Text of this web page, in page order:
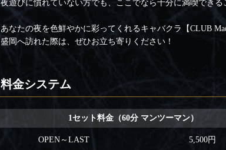
夜遊びに慣れていない方でも、ここでなら十分に満喫できる
あなたの夜を色鮮やかに彩ってくれるキャバクラ【CLUB
盛岡へ訪れた際は、ぜひお立ち寄りください！
料金システム
1セット料金（60分 マンツーマン）
OPEN～LAST 5,500円